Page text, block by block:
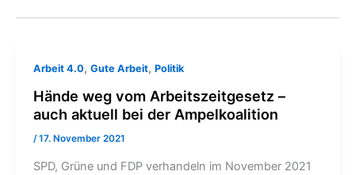
Arbeit 4.0, Gute Arbeit, Politik
Hände weg vom Arbeitszeitgesetz –
auch aktuell bei der Ampelkoalition
/17. November 2021
SPD, Grüne und FDP verhandeln im November 2021